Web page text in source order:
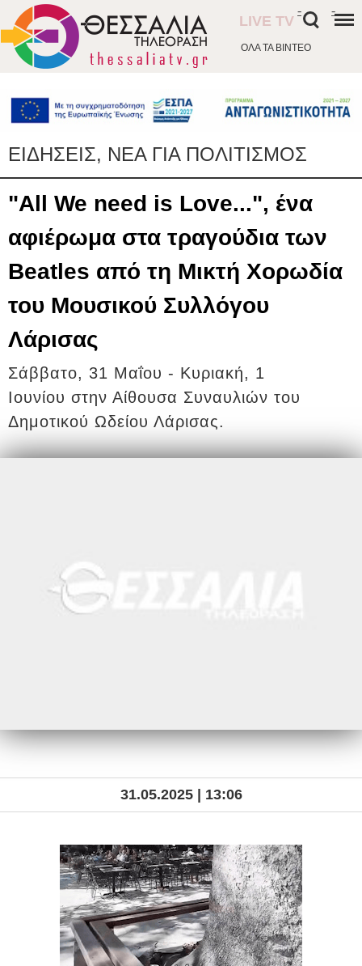
ΟΛΑ ΤΑ ΒΙΝΤΕΟ
LIVE TV
- -
ΕΙΔΗΣΕΙΣ, ΝΕΑ ΓΙΑ ΠΟΛΙΤΙΣΜΟΣ
"All We need is Love...", ένα
αφιέρωμα στα τραγούδια των
Beatles από τη Μικτή Χορωδία
του Μουσικού Συλλόγου
Λάρισας
Σάββατο, 31 Μαΐου - Κυριακή, 1
Ιουνίου στην Αίθουσα Συναυλιών του
Δημοτικού Ωδείου Λάρισας.
31.05.2025 | 13:06